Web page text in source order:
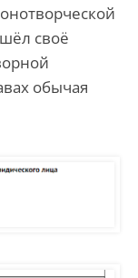
своё
обычая